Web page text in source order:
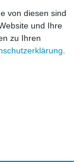
Produktbilder
der Shop 0,00
von diesen sind
und Ihre
zu Ihren